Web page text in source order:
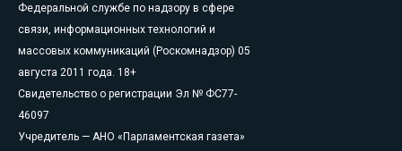
Федеральной службе по надзору в сфере
связи, информационных технологий и
массовых коммуникаций (Роскомнадзор) 05
августа 2011 года. 18+
Свидетельство о регистрации Эл № ФС77-
46097
Учредитель — АНО «Парламентская газета»